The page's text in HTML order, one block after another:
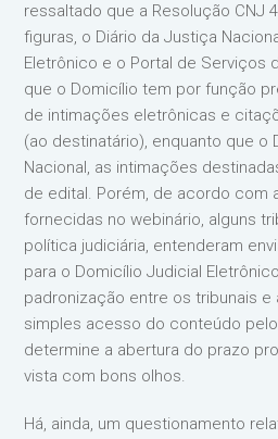
ressaltado que a Resolução CNJ
figuras, o Diário da Justiça
Eletrônico e o Portal de Serviços
que o Domicílio tem por função
de intimações eletrônicas e
(ao destinatário), enquanto que o
Nacional, as intimações
de edital. Porém, de acordo com
fornecidas no webinário, alguns
política judiciária, entenderam
para o Domicílio Judicial
padronização entre os tribunais
simples acesso do conteúdo
determine a abertura do prazo
vista com bons olhos.
Há, ainda, um questionamento